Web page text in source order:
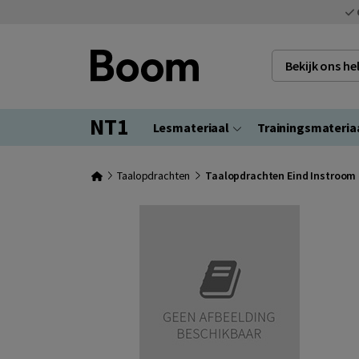
Bekijk ons
NT1 Lesmateriaal
Taalopdrachten Taalopdrachten Eind Instroom